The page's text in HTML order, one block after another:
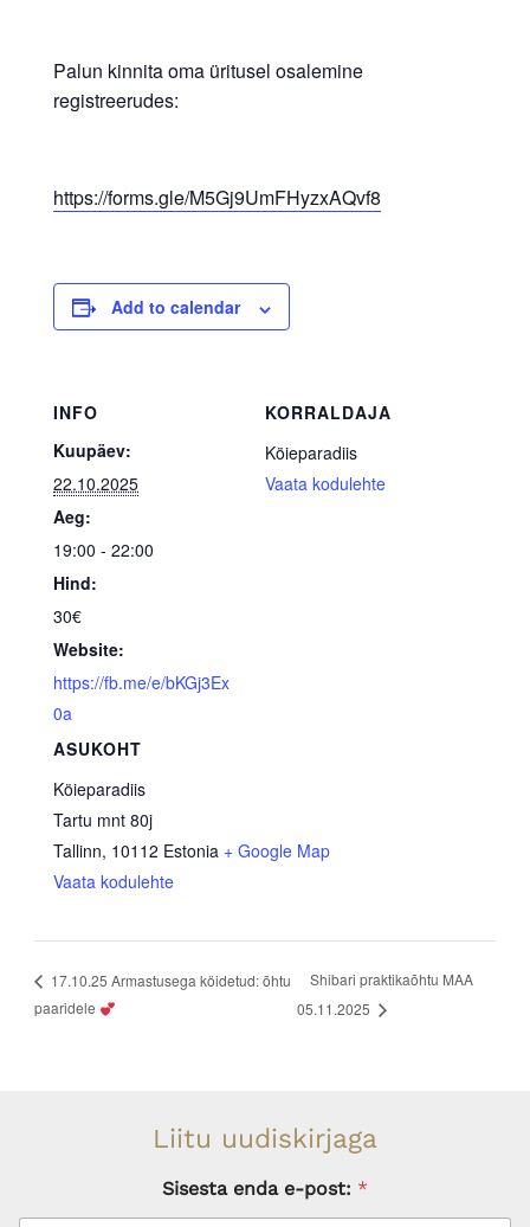
Palun kinnita oma üritusel osalemine
registreerudes:
https://forms.gle/M5Gj9UmFHyzxAQvf8
Add to calendar
INFO
Kuupäev:
22.10.2025
Aeg:
19:00 - 22:00
Hind:
30€
Website:
https://fb.me/e/bKGj3Ex
0a
ASUKOHT
Köieparadiis
Tartu mnt 80j
Tallinn, 10112 Estonia + Google Map
Vaata kodulehte
KORRALDAJA
Köieparadiis
Vaata kodulehte
17.10.25 Armastusega köidetud: õhtu
paaridele
Shibari praktikaõhtu MAA
05.11.2025
Liitu uudiskirjaga
Sisesta enda e-post: *